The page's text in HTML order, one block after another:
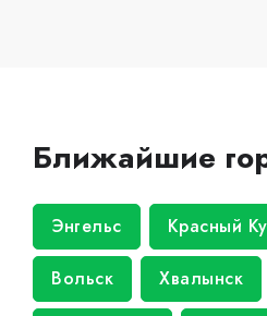
Ближайшие
Энгельс Красный
Вольск Хвалынск